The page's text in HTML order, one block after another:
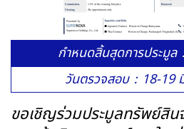
กำหนดสิ้นสุดการประมูล
วันตรวจสอบ：18-19
ขอเชิญร่วมประมูลทรัพย์สิ